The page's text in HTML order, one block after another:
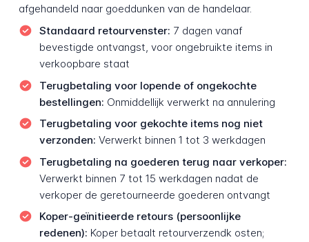
afgehandeld naar goeddunken van de handelaar.
Standaard retourvenster: 7 dagen vanaf
bevestigde ontvangst, voor ongebruikte items in
verkoopbare staat
Terugbetaling voor lopende of ongekochte
bestellingen: Onmiddellijk verwerkt na annulering
Terugbetaling voor gekochte items nog niet
verzonden: Verwerkt binnen 1 tot 3 werkdagen
Terugbetaling na goederen terug naar verkoper:
Verwerkt binnen 7 tot 15 werkdagen nadat de
verkoper de geretourneerde goederen ontvangt
Koper-geïnitieerde retours (persoonlijke
redenen): Koper betaalt retourverzendk osten;